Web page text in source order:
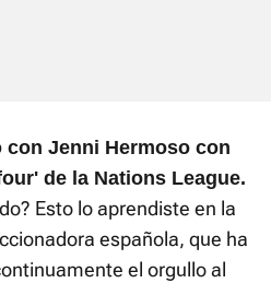
con Jenni Hermoso con
de la Nations League.
Esto lo aprendiste en la
española, que ha
el orgullo al